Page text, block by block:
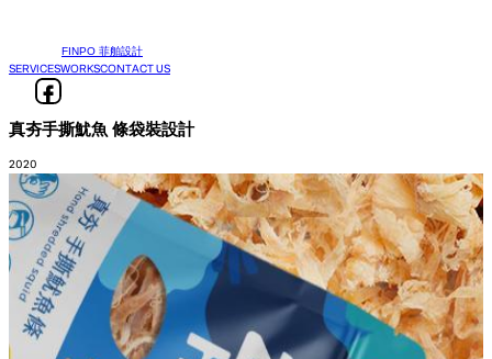
FINPO 菲舶設計
SERVICESWORKSCONTACT US
真夯手撕魷魚 條袋裝設計
2020